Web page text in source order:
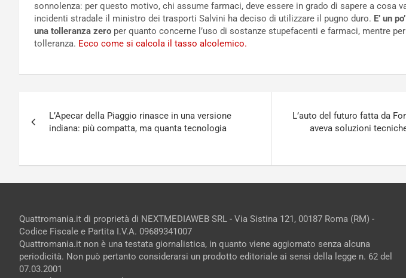
sonnolenza: per questo motivo, chi assume farmaci, deve essere in grado di sapere a cosa
incidenti stradale il ministro dei trasporti Salvini ha deciso di utilizzare il pugno duro. E’ un
una tolleranza zero per quanto concerne l’uso di sostanze stupefacenti e farmaci, mentre per
tolleranza. Ecco come si calcola il tasso alcolemico.
articoli
L’Apecar della Piaggio rinasce in una versione
indiana: più compatta, ma quanta tecnologia
L’auto del futuro fatta da
aveva soluzioni
Quattromania.it di proprietà di NEXTMEDIAWEB SRL - Via Sistina 121, 00187 Roma (RM) -
Codice Fiscale e Partita I.V.A. 09689341007
Quattromania.it non è una testata giornalistica, in quanto viene aggiornato senza alcuna
periodicità. Non può pertanto considerarsi un prodotto editoriale ai sensi della legge n. 62 del
07.03.2001